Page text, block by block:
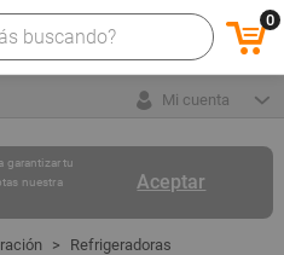
0
Mi cuenta
Aceptar
garantizar tu
nuestra
Refrigeradoras